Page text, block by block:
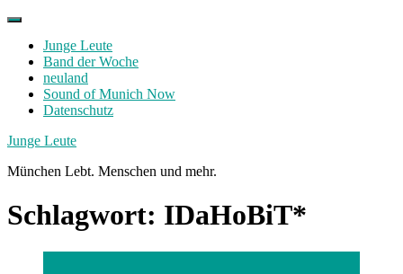
Skip
contentJunge Leute
Band der Woche
neuland
Sound of Munich Now
Datenschutz
Facebook
Twitter
Instagram
Junge Leute
München Lebt. Menschen und mehr.
Schlagwort: IDaHoBiT*